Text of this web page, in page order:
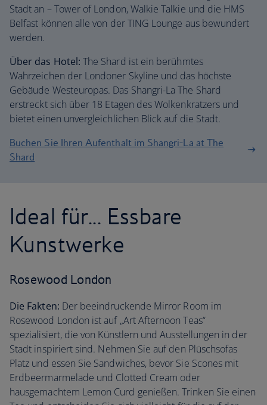
Stadt an – Tower of London, Walkie Talkie und die HMS
Belfast können alle von der TING Lounge aus bewundert
werden.
Über das Hotel:The Shard ist ein berühmtes
Wahrzeichen der Londoner Skyline und das höchste
Gebäude Westeuropas. Das Shangri-La The Shard
erstreckt sich über 18 Etagen des Wolkenkratzers und
bietet einen unvergleichlichen Blick auf die Stadt.
Buchen Sie Ihren Aufenthalt im Shangri-La at The
Shard
Ideal für... Essbare
Kunstwerke
Rosewood London
Die Fakten: Der beeindruckende Mirror Room im
Rosewood London ist auf „Art Afternoon Teas“
spezialisiert, die von Künstlern und Ausstellungen in der
Stadt inspiriert sind. Nehmen Sie auf den Plüschsofas
Platz und essen Sie Sandwiches, bevor Sie Scones mit
Erdbeermarmelade und Clotted Cream oder
hausgemachtem Lemon Curd genießen. Trinken Sie einen